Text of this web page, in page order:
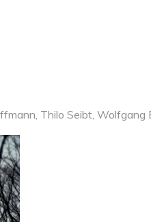
Thilo Seibt, Wolfgang